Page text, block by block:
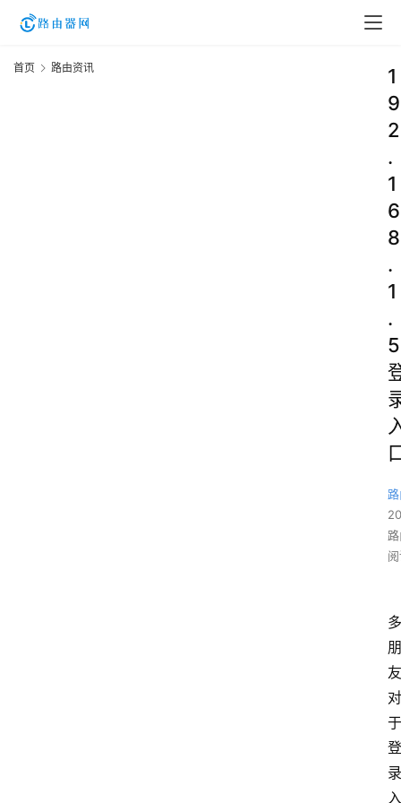
首页 路由资讯
1
9
2
.
1
6
8
.
1
.
5
多
朋
友
对
于
登
录
入